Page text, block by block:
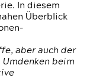
In diesem
Überblick
aber auch der
Umdenken beim